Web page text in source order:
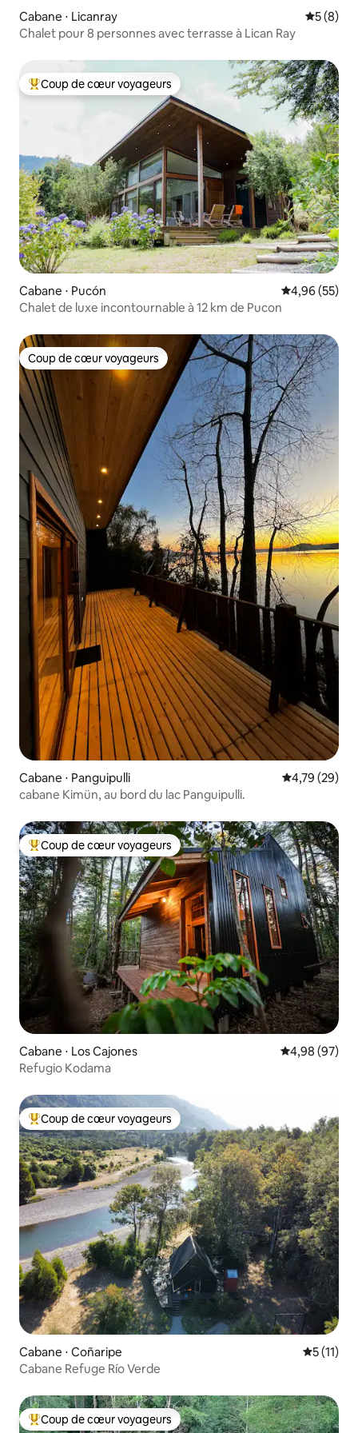
Cabane ⋅ Licanray
5 (8)
Chalet pour 8 personnes avec terrasse à Lican Ray
Coups de cœur voyageurs les plus appréciés
Coup de cœur voyageurs
Cabane ⋅ Pucón Évaluation
4,96 (55)
Chalet de luxe incontournable à 12 km de Pucon
Coup de cœur voyageurs
Coup de cœur voyageurs
Cabane ⋅ Panguipulli Évaluation
4,79 (29)
cabane Kimün, au bord du lac Panguipulli.
Coups de cœur voyageurs les plus appréciés
Coup de cœur voyageurs
Cabane ⋅ Los Cajones Évaluation
4,98 (97)
Refugio Kodama
Coups de cœur voyageurs les plus appréciés
Coup de cœur voyageurs
Cabane ⋅ Coñaripe
5 (11)
Cabane Refuge Río Verde
Coups de cœur voyageurs les plus appréciés
Coup de cœur voyageurs